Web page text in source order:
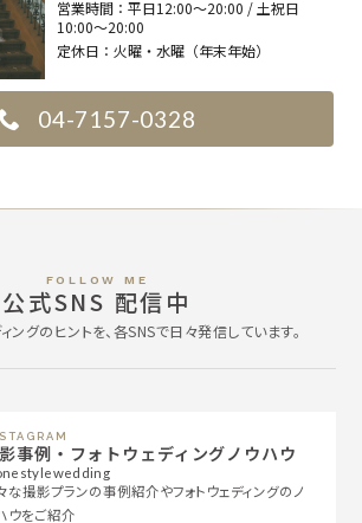
営業時間： 平日12:00〜20:00 / 土祝日
10:00〜20:00
定休日： 火曜・水曜（年末年始）
04-7157-0328
FOLLOW ME
公式SNS 配信中
ングのヒントを、各SNSで日々発信しています。
事例・フォトウェディングノウハウ
な撮影プランの事例紹介やフォトウェディングのノ
ウをご紹介